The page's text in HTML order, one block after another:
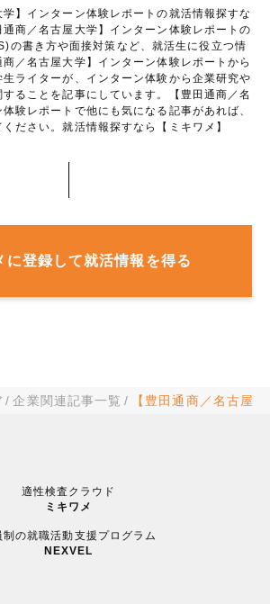
学】インターン体験レポートの就活情報探すな
商／名古屋大学】インターン体験レポートの
の書き方や面接対策など、就活生に役立つ情
／名古屋大学】インターン体験レポートから
ライターが、インターン体験から企業研究や
ることを記事にしています。【豊田通商／名
験レポートで他にも気になる記事があれば、
ださい。就活情報探すなら【ミキワメ】
に登録して就活情報を得る
企業関連記事一覧 【豊田通商／名古屋
適性検査クラウド
ミキワメ
制の就職活動支援プログラム
NEXVEL